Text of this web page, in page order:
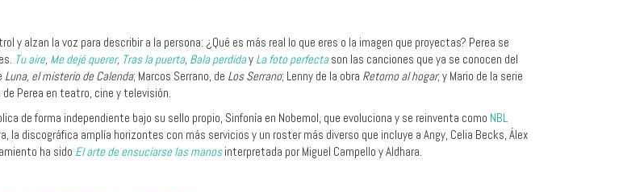
y alzan la voz para describir a la persona: ¿Qué es más real lo que eres o la imagen que proyectas? Perea se
. Tu aire, Me dejé querer, Tras la puerta, Bala perdiday La foto perfecta son las canciones que ya se conocen del
Luna, el misterio de Calenda; Marcos Serrano, de Los Serrano; Lenny de la obra Retorno al hogar; y Mario de la serie
Perea en teatro, cine y televisión.
de forma independiente bajo su sello propio, Sinfonía en Nobemol, que evoluciona y se reinventa como NBL
la discográfica amplía horizontes con más servicios y un roster más diverso que incluye a Angy, Celia Becks, Álex
ha sido El arte de ensuciarse las manosinterpretada por Miguel Campello y Aldhara.